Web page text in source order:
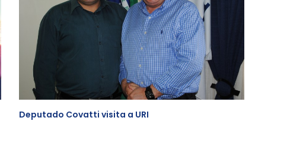
Deputado Covatti visita a URI